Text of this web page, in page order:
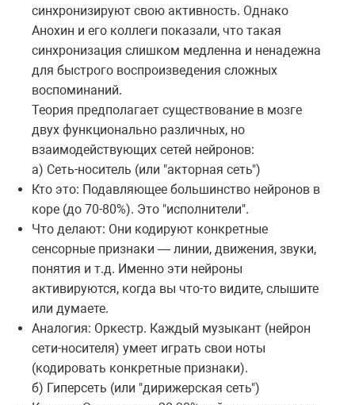
синхронизируют свою активность. Однако
Анохин и его коллеги показали, что такая
синхронизация слишком медленна и ненадежна
для быстрого воспроизведения сложных
воспоминаний.
Теория предполагает существование в мозге
двух функционально различных, но
взаимодействующих сетей нейронов:
а) Сеть-носитель (или "акторная сеть")
Кто это: Подавляющее большинство нейронов в
коре (до 70-80%). Это "исполнители".
Что делают: Они кодируют конкретные
сенсорные признаки — линии, движения, звуки,
понятия и т.д. Именно эти нейроны
активируются, когда вы что-то видите, слышите
или думаете.
Аналогия: Оркестр. Каждый музыкант (нейрон
сети-носителя) умеет играть свои ноты
(кодировать конкретные признаки).
б) Гиперсеть (или "дирижерская сеть")